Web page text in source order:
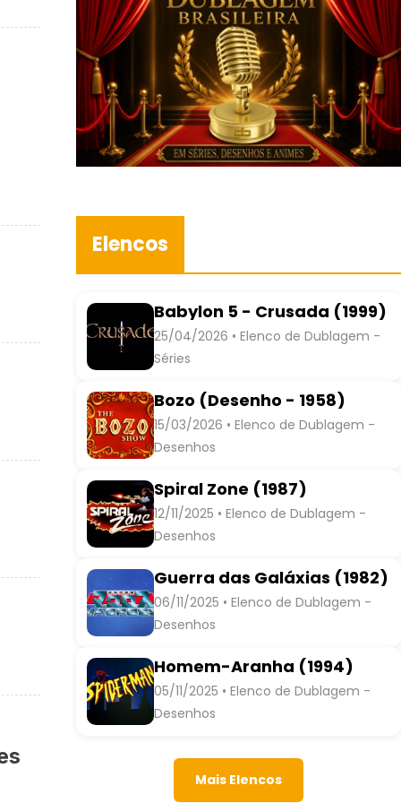
Elencos
Babylon 5 - Crusada (1999)
25/04/2026 • Elenco de Dublagem -
Séries
Bozo (Desenho - 1958)
15/03/2026 • Elenco de Dublagem -
Desenhos
Spiral Zone (1987)
12/11/2025 • Elenco de Dublagem -
Desenhos
Guerra das Galáxias (1982)
06/11/2025 • Elenco de Dublagem -
Desenhos
Homem-Aranha (1994)
05/11/2025 • Elenco de Dublagem -
Desenhos
Mais Elencos